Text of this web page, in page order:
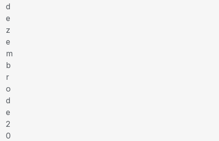
d
e
z
e
m
b
r
o
d
e
2
0